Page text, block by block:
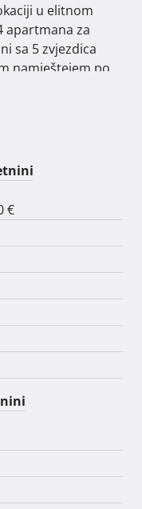
u elitnom
apartmana za
sa 5 zvjezdica
namještejem po
, 1. apartman ima
spavače sobe,
loggia 15m2,
kupaona, 4.
spavače sobe,
sa potencijalom za
mreža, alarm
parkirna mjesta,
stakla, Fasada 15
562
€